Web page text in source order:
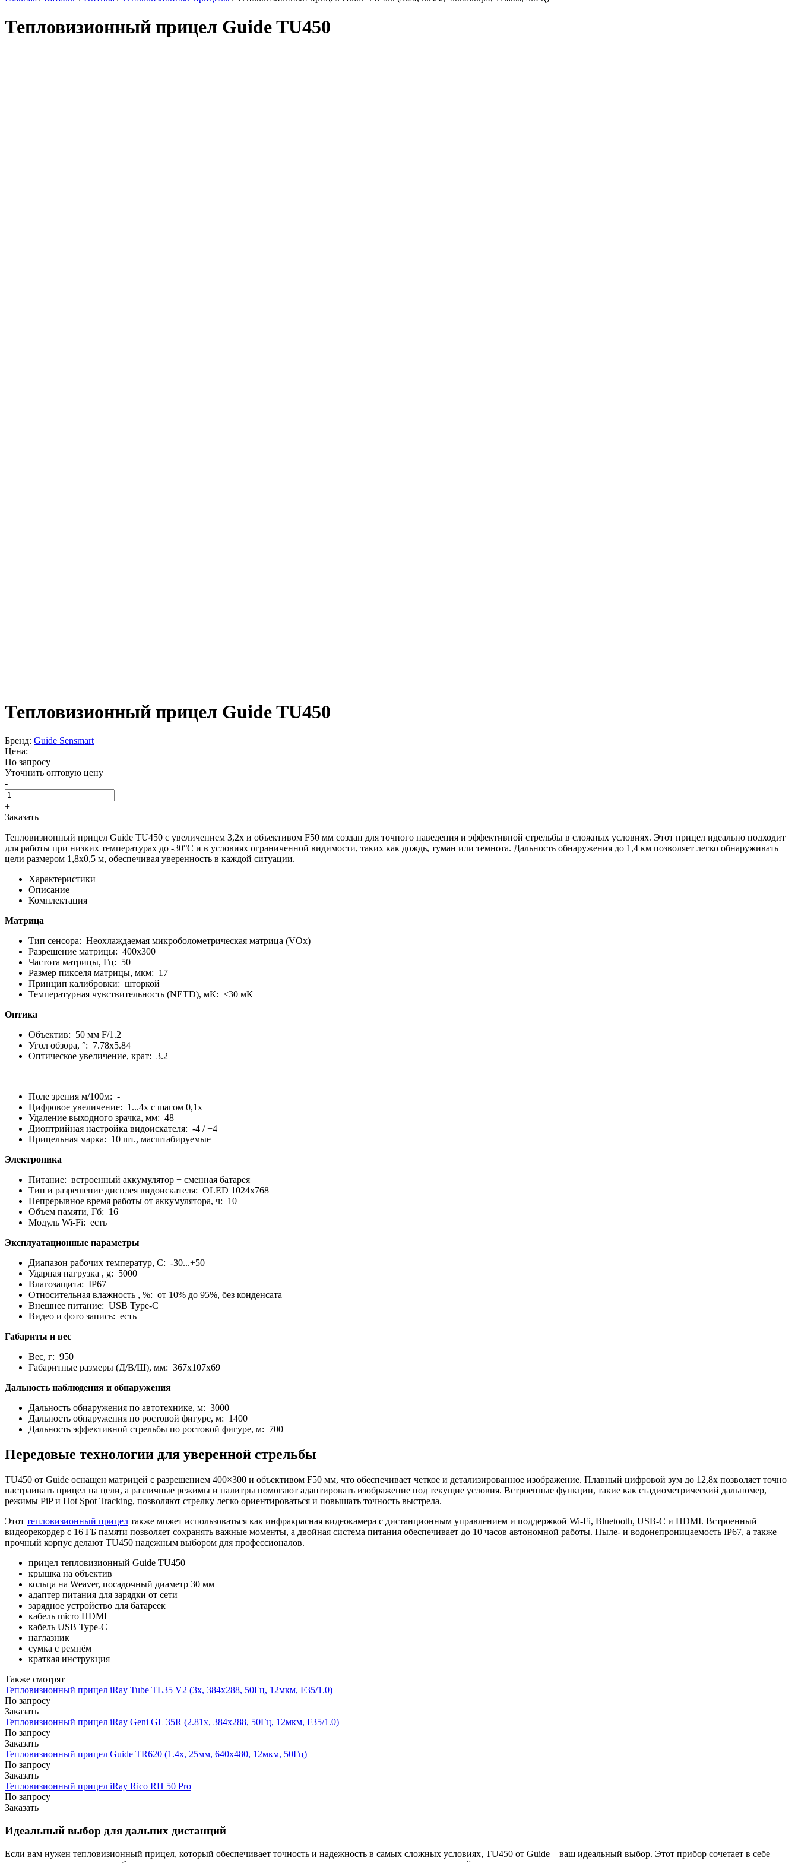
Тепловизионный прицел Guide TU450
Тепловизионный прицел Guide TU450
Бренд: Guide Sensmart
Цена:
По запросу
Уточнить оптовую цену
-
+
Заказать
Тепловизионный прицел Guide TU450 с увеличением 3,2x и объективом F50 мм создан для точного наведения и эффективной стрельбы в сложных условиях. Этот прицел идеально подходит
для работы при низких температурах до -30°C и в условиях ограниченной видимости, таких как дождь, туман или темнота. Дальность обнаружения до 1,4 км позволяет легко обнаруживать
цели размером 1,8x0,5 м, обеспечивая уверенность в каждой ситуации.
Характеристики
Описание
Комплектация
Матрица
Тип сенсора: Неохлаждаемая микроболометрическая матрица (VOx)
Разрешение матрицы: 400x300
Частота матрицы, Гц: 50
Размер пикселя матрицы, мкм: 17
Принцип калибровки: шторкой
Температурная чувствительность (NETD), мК: <30 мК
Оптика
Объектив: 50 мм F/1.2
Угол обзора, °: 7.78x5.84
Оптическое увеличение, крат: 3.2
Поле зрения м/100м: -
Цифровое увеличение: 1...4x с шагом 0,1x
Удаление выходного зрачка, мм: 48
Диоптрийная настройка видоискателя: -4 / +4
Прицельная марка: 10 шт., масштабируемые
Электроника
Питание: встроенный аккумулятор + сменная батарея
Тип и разрешение дисплея видоискателя: OLED 1024х768
Непрерывное время работы от аккумулятора, ч: 10
Объем памяти, Гб: 16
Модуль Wi-Fi: есть
Эксплуатационные параметры
Диапазон рабочих температур, C: -30...+50
Ударная нагрузка , g: 5000
Влагозащита: IP67
Относительная влажность , %: от 10% до 95%, без конденсата
Внешнее питание: USB Type-C
Видео и фото запись: есть
Габариты и вес
Вес, г: 950
Габаритные размеры (Д/В/Ш), мм: 367x107x69
Дальность наблюдения и обнаружения
Дальность обнаружения по автотехнике, м: 3000
Дальность обнаружения по ростовой фигуре, м: 1400
Дальность эффективной стрельбы по ростовой фигуре, м: 700
Передовые технологии для уверенной стрельбы
TU450 от Guide оснащен матрицей с разрешением 400×300 и объективом F50 мм, что обеспечивает четкое и детализированное изображение. Плавный цифровой зум до 12,8x позволяет точно
настраивать прицел на цели, а различные режимы и палитры помогают адаптировать изображение под текущие условия. Встроенные функции, такие как стадиометрический дальномер,
режимы PiP и Hot Spot Tracking, позволяют стрелку легко ориентироваться и повышать точность выстрела.
Этот тепловизионный прицел также может использоваться как инфракрасная видеокамера с дистанционным управлением и поддержкой Wi-Fi, Bluetooth, USB-C и HDMI. Встроенный
видеорекордер с 16 ГБ памяти позволяет сохранять важные моменты, а двойная система питания обеспечивает до 10 часов автономной работы. Пыле- и водонепроницаемость IP67, а также
прочный корпус делают TU450 надежным выбором для профессионалов.
прицел тепловизионный Guide TU450
крышка на объектив
кольца на Weaver, посадочный диаметр 30 мм
адаптер питания для зарядки от сети
зарядное устройство для батареек
кабель micro HDMI
кабель USB Type-C
наглазник
сумка с ремнём
краткая инструкция
Также смотрят
Тепловизионный прицел iRay Tube TL35 V2 (3x, 384х288, 50Гц, 12мкм, F35/1.0)
По запросу
Заказать
Тепловизионный прицел iRay Geni GL 35R (2.81x, 384х288, 50Гц, 12мкм, F35/1.0)
По запросу
Заказать
Тепловизионный прицел Guide TR620 (1.4x, 25мм, 640x480, 12мкм, 50Гц)
По запросу
Заказать
Тепловизионный прицел iRay Rico RH 50 Pro
По запросу
Заказать
Идеальный выбор для дальних дистанций
Если вам нужен тепловизионный прицел, который обеспечивает точность и надежность в самых сложных условиях, TU450 от Guide – ваш идеальный выбор. Этот прибор сочетает в себе